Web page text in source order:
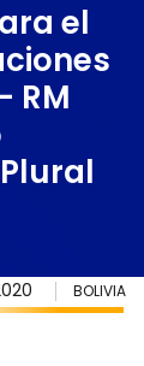
el
RM
BOLIVIA